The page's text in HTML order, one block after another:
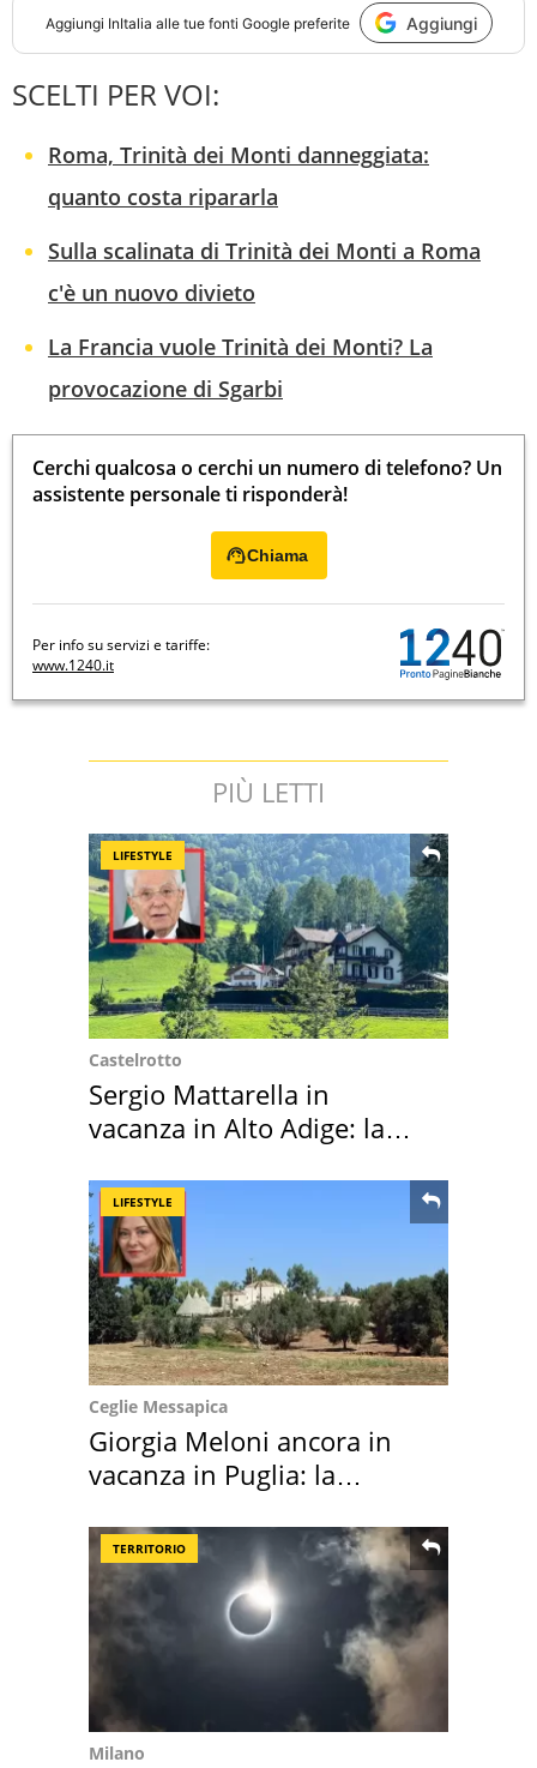
Aggiungi InItalia alle tue fonti Google preferite Aggiungi
SCELTI PER VOI:
Roma, Trinità dei Monti danneggiata:
quanto costa ripararla
Sulla scalinata di Trinità dei Monti a Roma
c'è un nuovo divieto
La Francia vuole Trinità dei Monti? La
provocazione di Sgarbi
Cerchi qualcosa o cerchi un numero di telefono? Un
assistente personale ti risponderà!
Chiama
Per info su servizi e tariffe:
www.1240.it
PIÙ LETTI
LIFESTYLE
Castelrotto
Sergio Mattarella in
vacanza in Alto Adige: la
LIFESTYLE
Ceglie Messapica
Giorgia Meloni ancora in
vacanza in Puglia: la
TERRITORIO
Milano